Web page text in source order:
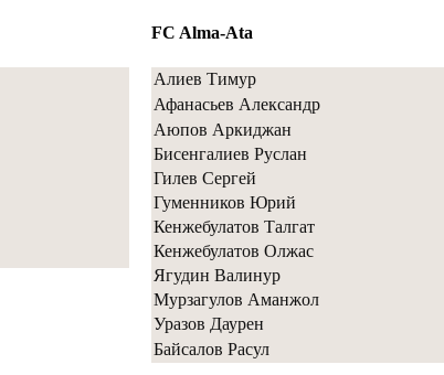
FC Alma-Ata
Алиев Тимур
Афанасьев Александр
Аюпов Аркиджан
Бисенгалиев Руслан
Гилев Сергей
Гуменников Юрий
Кенжебулатов Талгат
Кенжебулатов Олжас
Ягудин Валинур
Мурзагулов Аманжол
Уразов Даурен
Байсалов Расул